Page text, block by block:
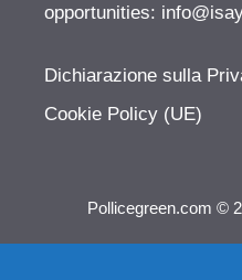
opportunities:
Dichiarazione sulla
Cookie Policy (UE)
Pollicegreen.com ©